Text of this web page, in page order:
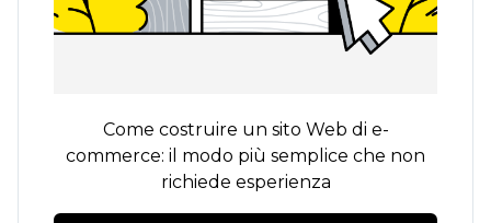
Come costruire un sito Web di e-
commerce: il modo più semplice che non
richiede esperienza